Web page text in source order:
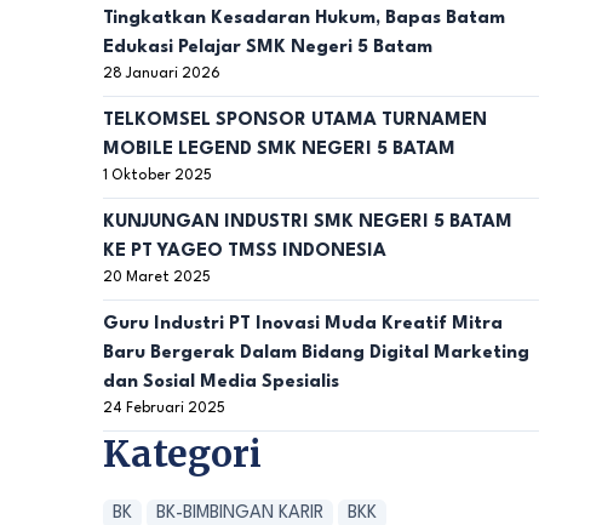
Tingkatkan Kesadaran Hukum, Bapas Batam
Edukasi Pelajar SMK Negeri 5 Batam
28 Januari 2026
TELKOMSEL SPONSOR UTAMA TURNAMEN
MOBILE LEGEND SMK NEGERI 5 BATAM
1 Oktober 2025
KUNJUNGAN INDUSTRI SMK NEGERI 5 BATAM
KE PT YAGEO TMSS INDONESIA
20 Maret 2025
Guru Industri PT Inovasi Muda Kreatif Mitra
Baru Bergerak Dalam Bidang Digital Marketing
dan Sosial Media Spesialis
24 Februari 2025
Kategori
BK BK-BIMBINGAN KARIR BKK